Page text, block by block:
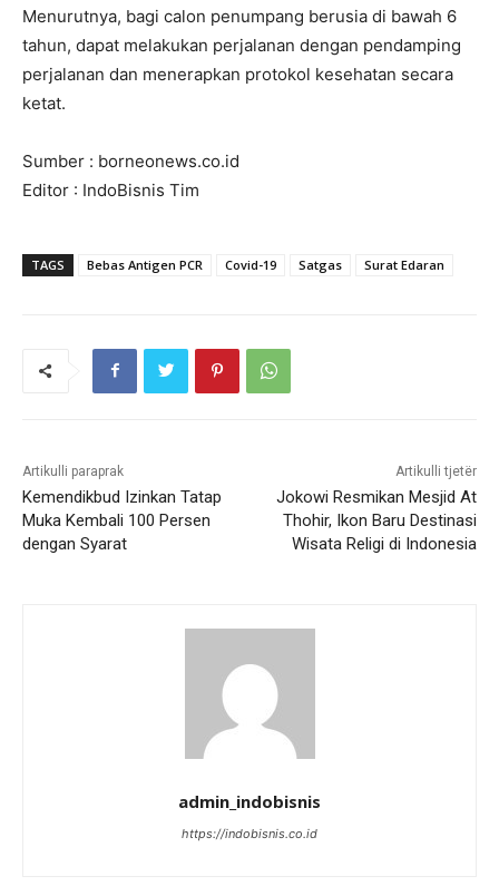
Menurutnya, bagi calon penumpang berusia di bawah 6
tahun, dapat melakukan perjalanan dengan pendamping
perjalanan dan menerapkan protokol kesehatan secara
ketat.
Sumber : borneonews.co.id
Editor : IndoBisnis Tim
TAGS Bebas Antigen PCR Covid-19 Satgas Surat Edaran
Artikulli paraprak
Kemendikbud Izinkan Tatap
Muka Kembali 100 Persen
dengan Syarat
Artikulli tjetër
Jokowi Resmikan Mesjid At
Thohir, Ikon Baru Destinasi
Wisata Religi di Indonesia
admin_indobisnis
https://indobisnis.co.id